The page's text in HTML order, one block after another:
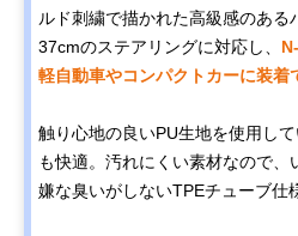
ルド刺繍で描かれた高級感のある
37cmのステアリングに対応し、
軽自動車やコンパクトカーに装着
触り心地の良いPU生地を使用し
も快適。汚れにくい素材なので、
嫌な臭いがしないTPEチューブ仕